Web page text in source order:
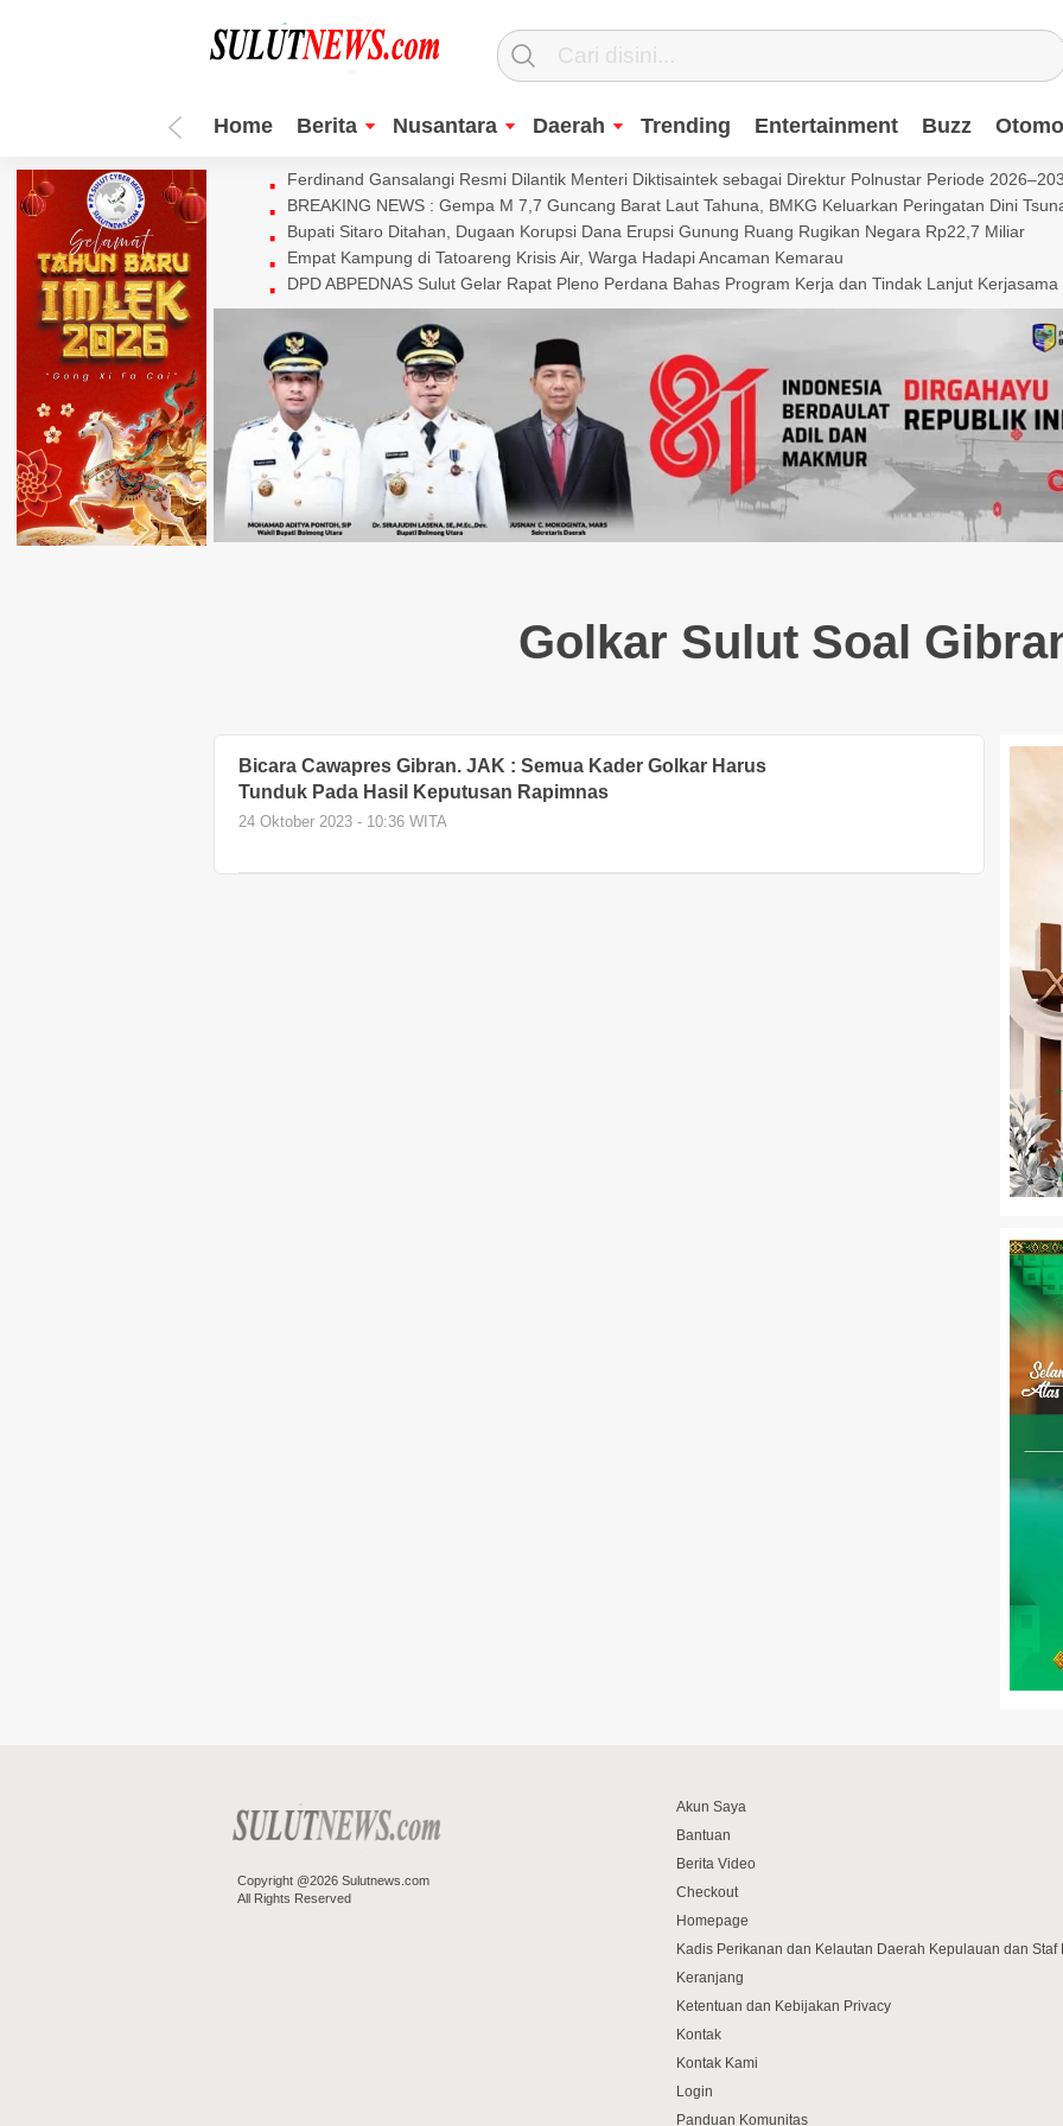
Home Berita Nusantara Daerah Trending Entertainment Buzz
Ferdinand Gansalangi Resmi Dilantik Menteri Diktisaintek sebagai Direktur Polnustar Periode
BREAKING NEWS : Gempa M 7,7 Guncang Barat Laut Tahuna, BMKG Keluarkan Peringatan Dini
Bupati Sitaro Ditahan, Dugaan Korupsi Dana Erupsi Gunung Ruang Rugikan Negara Rp22,7 Miliar
Empat Kampung di Tatoareng Krisis Air, Warga Hadapi Ancaman Kemarau
DPD ABPEDNAS Sulut Gelar Rapat Pleno Perdana Bahas Program Kerja dan Tindak Lanjut
Golkar Sulut Soal
Bicara Cawapres Gibran. JAK : Semua Kader Golkar Harus
Tunduk Pada Hasil Keputusan Rapimnas
24 Oktober 2023 - 10:36 WITA
Copyright @2026 Sulutnews.com
All Rights Reserved
Akun Saya
Bantuan
Berita Video
Checkout
Homepage
Kadis Perikanan dan Kelautan Daerah Kepulauan dan Staf
Keranjang
Ketentuan dan Kebijakan Privacy
Kontak
Kontak Kami
Login
Panduan Komunitas